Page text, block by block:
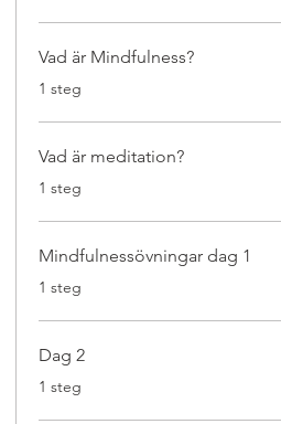
Vad är Mindfulness?
.1 steg
Vad är meditation?
.1 steg
Mindfulnessövningar dag 1
.1 steg
Dag 2
.1 steg